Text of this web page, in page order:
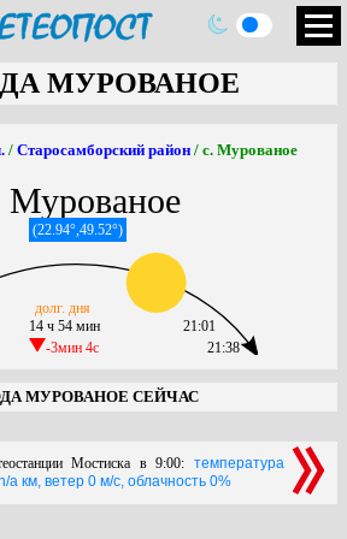
МУРОВАНОЕ
/ Старосамборский район / с. Мурованое
Мурованое
(22.94°,49.52°)
14 ч 54 мин
-3мин 4c
долг. дня
21:38
21:01
МУРОВАНОЕ СЕЙЧАС
Мостиска в 9:00: температура
a км, ветер 0 м/с, облачность 0%